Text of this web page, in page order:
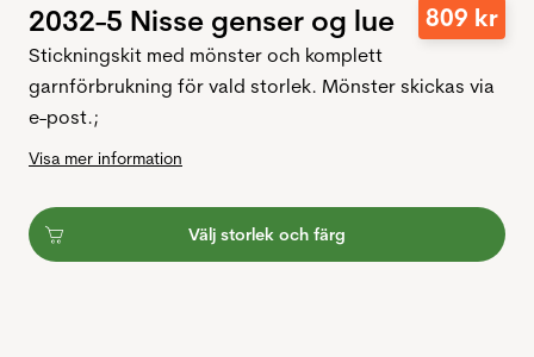
2032-5 Nisse genser og lue 809 kr
Stickningskit med mönster och komplett
garnförbrukning för vald storlek. Mönster skickas via
e-post.;
Visa mer information
Välj storlek och färg